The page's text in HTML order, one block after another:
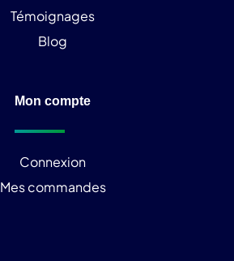
Témoignages
Blog
Mon compte
Connexion
Mes commandes